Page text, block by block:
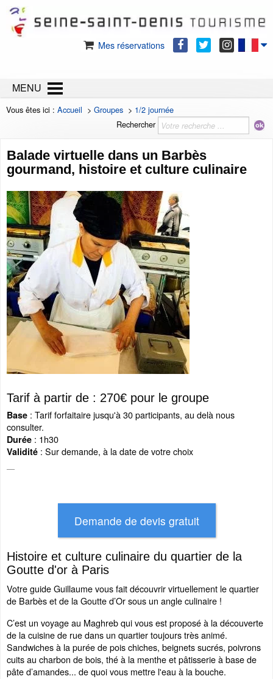
Mes réservations
MENU
Vous êtes ici : Accueil > Groupes > 1/2 journée
Rechercher
Balade virtuelle dans un Barbès
gourmand, histoire et culture culinaire
Tarif à partir de : 270€ pour le groupe
Base : Tarif forfaitaire jusqu'à 30 participants, au delà nous
consulter.
Durée : 1h30
Validité : Sur demande, à la date de votre choix
Histoire et culture culinaire du quartier de la
Goutte d'or à Paris
Votre guide Guillaume vous fait découvrir virtuellement le quartier
de Barbès et de la Goutte d’Or sous un angle culinaire !
C’est un voyage au Maghreb qui vous est proposé à la découverte
de la cuisine de rue dans un quartier toujours très animé.
Sandwiches à la purée de pois chiches, beignets sucrés, poivrons
cuits au charbon de bois, thé à la menthe et pâtisserie à base de
pâte d’amandes... de quoi vous mettre l'eau à la bouche.